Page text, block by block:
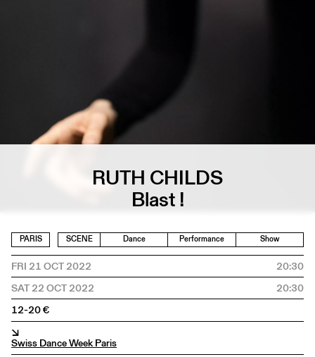
RUTH CHILDS
Blast !
PARIS SCENE Dance Performance Show
FRI 21 OCT 2022
20:30
SAT 22 OCT 2022
20:30
12-20 €
↘
Swiss Dance Week Paris